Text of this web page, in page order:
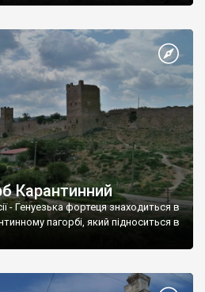
Карантинний
- Генуезька фортеця знаходиться в
пагорбі, який підноситься в